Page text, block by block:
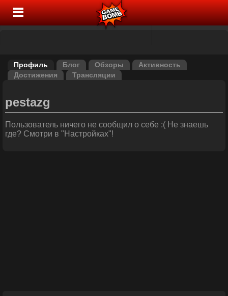
Профиль Блог Обзоры
Активность
Достижения
Трансляции
pestazg
Пользователь ничего не сообщил о себе :( Не знаешь
где? Смотри в "Настройках"!